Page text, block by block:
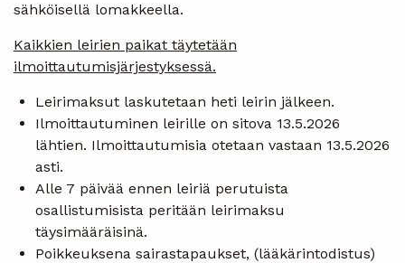
sähköisellä lomakkeella.
Kaikkien leirien paikat täytetään
ilmoittautumisjärjestyksessä.
Leirimaksut laskutetaan heti leirin jälkeen.
Ilmoittautuminen leirille on sitova 13.5.2026
lähtien. Ilmoittautumisia otetaan vastaan 13.5.2026
asti.
Alle 7 päivää ennen leiriä perutuista
osallistumisista peritään leirimaksu
täysimääräisinä.
Poikkeuksena sairastapaukset, (lääkärintodistus)